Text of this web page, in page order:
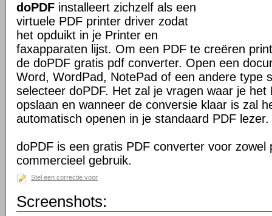
doPDF installeert zichzelf als een
virtuele PDF printer driver zodat
het opduikt in je Printer en
faxapparaten lijst. Om een PDF te creëren
de doPDF gratis pdf converter. Open een
Word, WordPad, NotePad of een andere type
selecteer doPDF. Het zal je vragen waar je het
opslaan en wanneer de conversie klaar is zal
automatisch openen in je standaard PDF lezer.
doPDF is een gratis PDF converter voor zowel
commercieel gebruik.
Stel een correctie voor
Screenshots: